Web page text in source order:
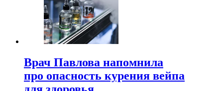
Врач Павлова напомнила
про опасность курения вейпа